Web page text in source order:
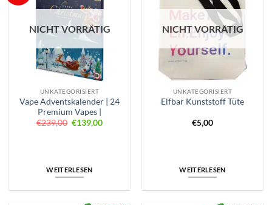
NICHT VORRÄTIG
UNKATEGORISIERT
Vape Adventskalender | 24
Premium Vapes |
€239,00 Ursprünglicher
€139,00Aktueller
WEITERLESEN
NICHT VORRÄTIG
UNKATEGORISIERT
Elfbar Kunststoff Tüte
€5,00
WEITERLESEN